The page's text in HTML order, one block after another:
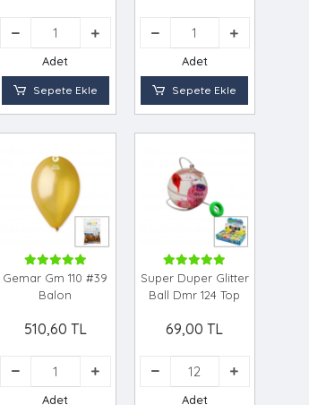
Adet
Sepete Ekle
Adet
Sepete Ekle
Gemar Gm 110 #39
Balon
510,60 TL
Adet
Super Duper Glitter
Ball Dmr 124 Top
69,00 TL
Adet